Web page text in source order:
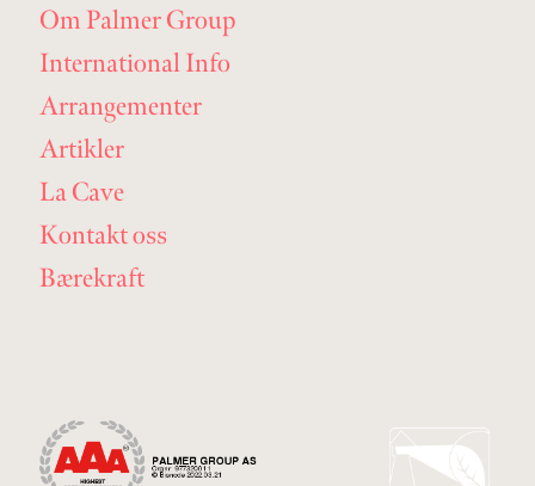
Om Palmer Group
International Info
Arrangementer
Artikler
La Cave
Kontakt oss
Bærekraft